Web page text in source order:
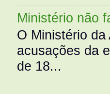
Ministério não
O Ministério
acusações da
de 18...